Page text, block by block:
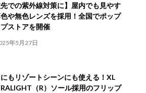
先での紫外線対策に】屋内でも見やす
や無色レンズを採用！全国でポップ
ストアを開催
年5月27日
もリゾートシーンにも使える！XL
（R）ソール採用のフリップ